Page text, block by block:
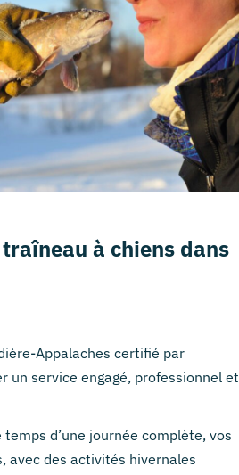
à chiens dans
Appalaches certifié par
un service engagé, professionnel et
d’une journée complète, vos
avec des activités hivernales